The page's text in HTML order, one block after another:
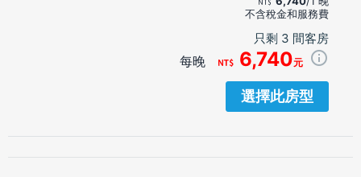
不含稅金和服務費
只剩 3 間客房
每晚 6,740元
選擇此房型